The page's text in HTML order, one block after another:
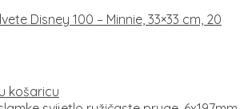
Disney 100 – Minnie, 33×33 cm, 20
košaricu